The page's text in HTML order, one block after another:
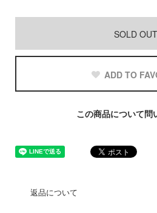
SOLD OUT
ADD TO
この商品について問
返品について